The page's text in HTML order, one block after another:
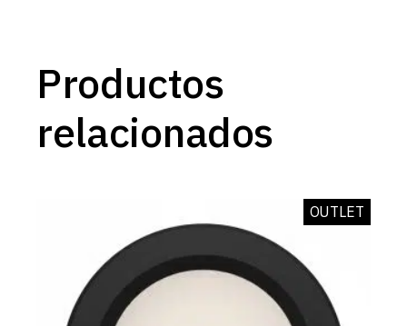
Productos
relacionados
OUTLET